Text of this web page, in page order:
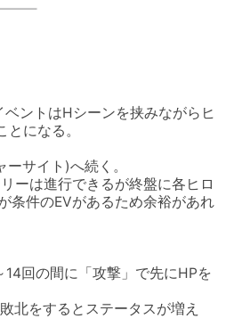
ントはHシーンを挟みながらヒ
になる。
サイト)へ続く。
ーは進行できるが終盤に各ヒロ
条件のEVがあるため余裕があれ
回の間に「攻撃」で先にHPを
をするとステータスが増え